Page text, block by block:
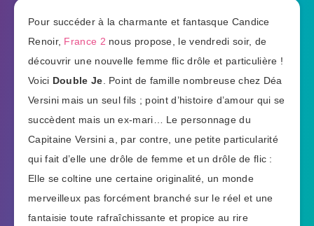
Pour succéder à la charmante et fantasque Candice
Renoir, France 2 nous propose, le vendredi soir, de
découvrir une nouvelle femme flic drôle et particulière !
Voici Double Je . Point de famille nombreuse chez Déa
Versini mais un seul fils ; point d’histoire d’amour qui se
succèdent mais un ex-mari… Le personnage du
Capitaine Versini a, par contre, une petite particularité
qui fait d’elle une drôle de femme et un drôle de flic :
Elle se coltine une certaine originalité, un monde
merveilleux pas forcément branché sur le réel et une
fantaisie toute rafraîchissante et propice au rire